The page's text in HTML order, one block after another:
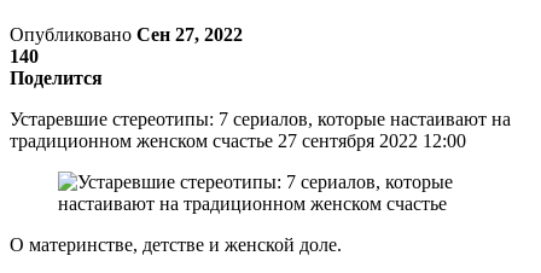
Опубликовано Сен 27, 2022
140
Поделится
Устаревшие стереотипы: 7 сериалов, которые настаивают на
традиционном женском счастье 27 сентября 2022 12:00
О материнстве, детстве и женской доле.